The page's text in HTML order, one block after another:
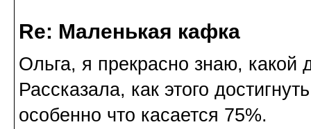
Re: Маленькая кафка
Ольга, я прекрасно знаю, какой
Рассказала, как этого
особенно что касается 75%.